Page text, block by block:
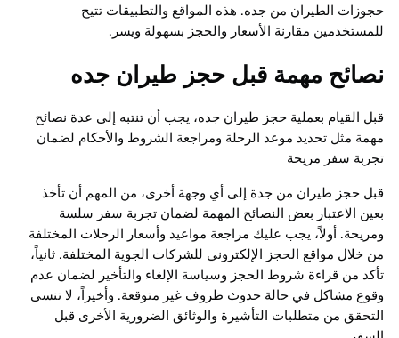
حجوزات الطيران من جده. هذه المواقع والتطبيقات تتيح
للمستخدمين مقارنة الأسعار والحجز بسهولة ويسر.
نصائح مهمة قبل حجز طيران جده
قبل القيام بعملية حجز طيران جده، يجب أن تنتبه إلى عدة نصائح
مهمة مثل تحديد موعد الرحلة ومراجعة الشروط والأحكام لضمان
تجربة سفر مريحة
قبل حجز طيران من جدة إلى أي وجهة أخرى، من المهم أن تأخذ
بعين الاعتبار بعض النصائح المهمة لضمان تجربة سفر سلسة
ومريحة. أولاً، يجب عليك مراجعة مواعيد وأسعار الرحلات المختلفة
من خلال مواقع الحجز الإلكتروني للشركات الجوية المختلفة. ثانياً،
تأكد من قراءة شروط الحجز وسياسة الإلغاء والتأخير لضمان عدم
وقوع مشاكل في حالة حدوث ظروف غير متوقعة. وأخيراً، لا تنسى
التحقق من متطلبات التأشيرة والوثائق الضرورية الأخرى قبل